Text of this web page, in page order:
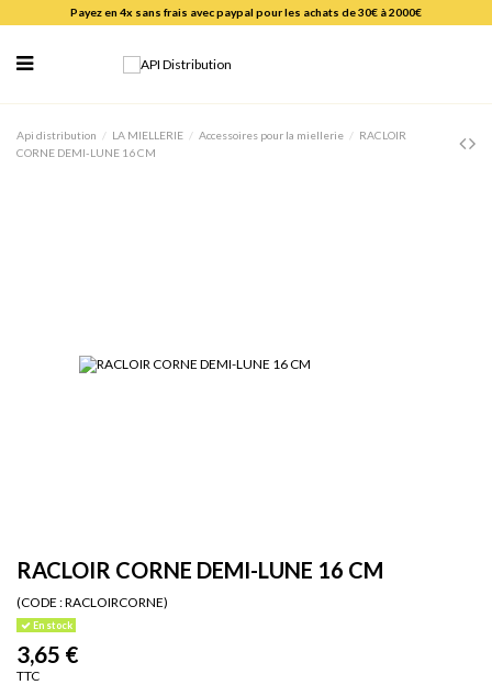
Payez en 4x sans frais avec paypal pour les achats de 30€ à 2000€
Api distribution LA MIELLERIE Accessoires pour la miellerie
RACLOIR
CORNE DEMI-LUNE 16 CM
RACLOIR CORNE DEMI-LUNE 16 CM
(CODE :RACLOIRCORNE)
En stock
3,65 €
TTC